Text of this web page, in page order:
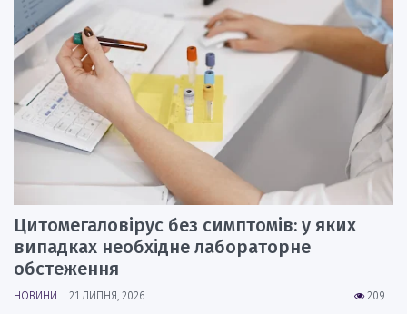
Цитомегаловірус без симптомів: у яких
випадках необхідне лабораторне
обстеження
209
НОВИНИ 21 ЛИПНЯ, 2026